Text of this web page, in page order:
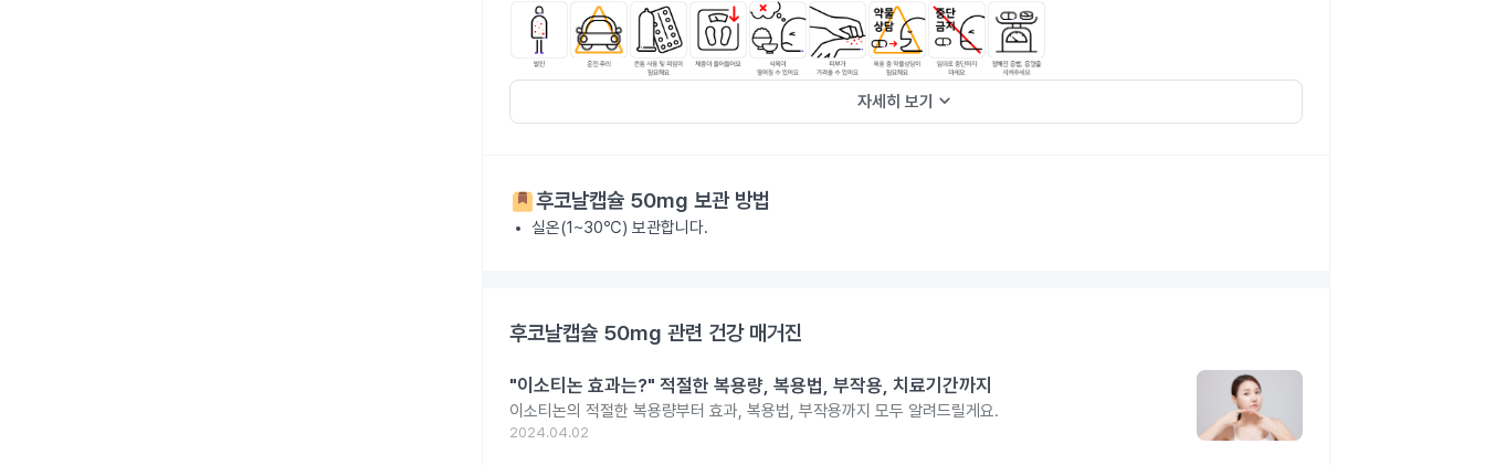
자세히 보기 keyboard_arrow_down
후코날캡슐 50mg 보관 방법
실온(1~30℃) 보관합니다.
후코날캡슐 50mg 관련 건강 매거진
"이소티논 효과는?" 적절한 복용량, 복용법, 부작용, 치료기간까지
이소티논의 적절한 복용량부터 효과, 복용법, 부작용까지 모두 알려드릴게요.
2024.04.02